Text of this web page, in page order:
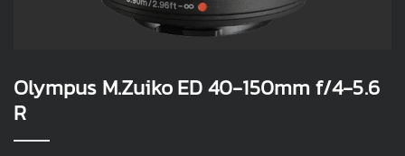
Olympus M.Zuiko ED 40-150mm f/4-5.6
R